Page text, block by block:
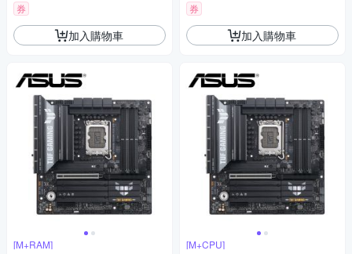
券
加入購物車
[M+RAM]
券
加入購物車
[M+CPU]